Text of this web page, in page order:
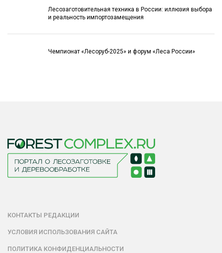
Лесозаготовительная техника в России: иллюзия выбора
и реальность импортозамещения
Чемпионат «Лесоруб-2025» и форум «Леса России»
КОНТАКТЫ РЕДАКЦИИ
УСЛОВИЯ ИСПОЛЬЗОВАНИЯ САЙТА
ПОЛИТИКА КОНФИДЕНЦИАЛЬНОСТИ